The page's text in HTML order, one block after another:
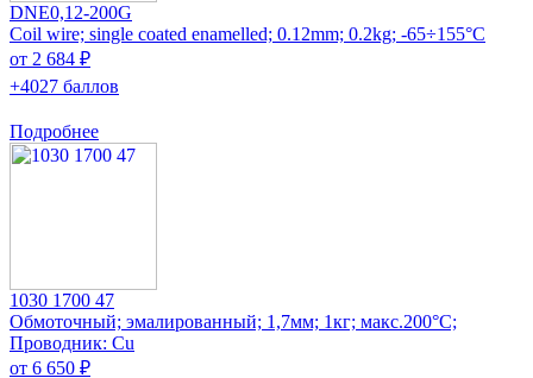
DNE0,12-200G
Coil wire; single coated enamelled; 0.12mm; 0.2kg; -65÷155°C
от 2 684 ₽
+4027 баллов
Подробнее
1030 1700 47
Обмоточный; эмалированный; 1,7мм; 1кг; макс.200°C;
Проводник: Cu
от 6 650 ₽